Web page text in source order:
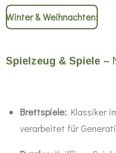
Winter & Weihnachten:
Spielzeug & Spiele –
Brettspiele: Klassiker
verarbeitet für